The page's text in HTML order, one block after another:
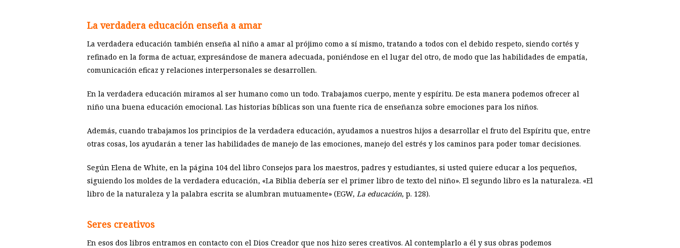
La verdadera educación enseña a amar
La verdadera educación también enseña al niño a amar al prójimo como a sí mismo, tratando a todos con el debido respeto, siendo cortés y
refinado en la forma de actuar, expresándose de manera adecuada, poniéndose en el lugar del otro, de modo que las habilidades de empatía,
comunicación eficaz y relaciones interpersonales se desarrollen.
En la verdadera educación miramos al ser humano como un todo. Trabajamos cuerpo, mente y espíritu. De esta manera podemos ofrecer al
niño una buena educación emocional. Las historias bíblicas son una fuente rica de enseñanza sobre emociones para los niños.
Además, cuando trabajamos los principios de la verdadera educación, ayudamos a nuestros hijos a desarrollar el fruto del Espíritu que, entre
otras cosas, los ayudarán a tener las habilidades de manejo de las emociones, manejo del estrés y los caminos para poder tomar decisiones.
Según Elena de White, en la página 104 del libro Consejos para los maestros, padres y estudiantes, si usted quiere educar a los pequeños,
siguiendo los moldes de la verdadera educación, «La Biblia debería ser el primer libro de texto del niño». El segundo libro es la naturaleza. «El
libro de la naturaleza y la palabra escrita se alumbran mutuamente» (EGW, La educación, p. 128).
Seres creativos
En esos dos libros entramos en contacto con el Dios Creador que nos hizo seres creativos. Al contemplarlo a él y sus obras podemos